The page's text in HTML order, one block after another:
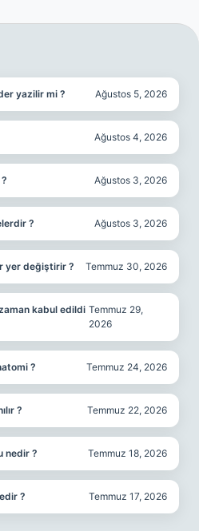
yazilir mi ? Ağustos 5, 2026
Ağustos 4, 2026
Ağustos 3, 2026
? Ağustos 3, 2026
yer değiştirir ? Temmuz 30, 2026
kabul edildi Temmuz 29,
2026
? Temmuz 24, 2026
? Temmuz 22, 2026
nedir ? Temmuz 18, 2026
? Temmuz 17, 2026